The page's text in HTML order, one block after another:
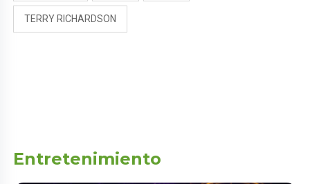
TERRY RICHARDSON
Entretenimiento